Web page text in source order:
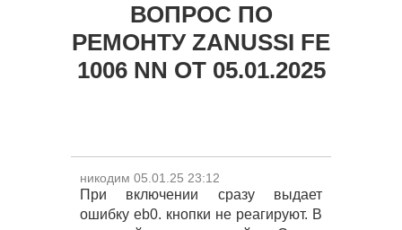
ВОПРОС ПО
РЕМОНТУ ZANUSSI FE
1006 NN ОТ 05.01.2025
никодим 05.01.25 23:12
При включении сразу выдает
ошибку eb0. кнопки не реагируют. В